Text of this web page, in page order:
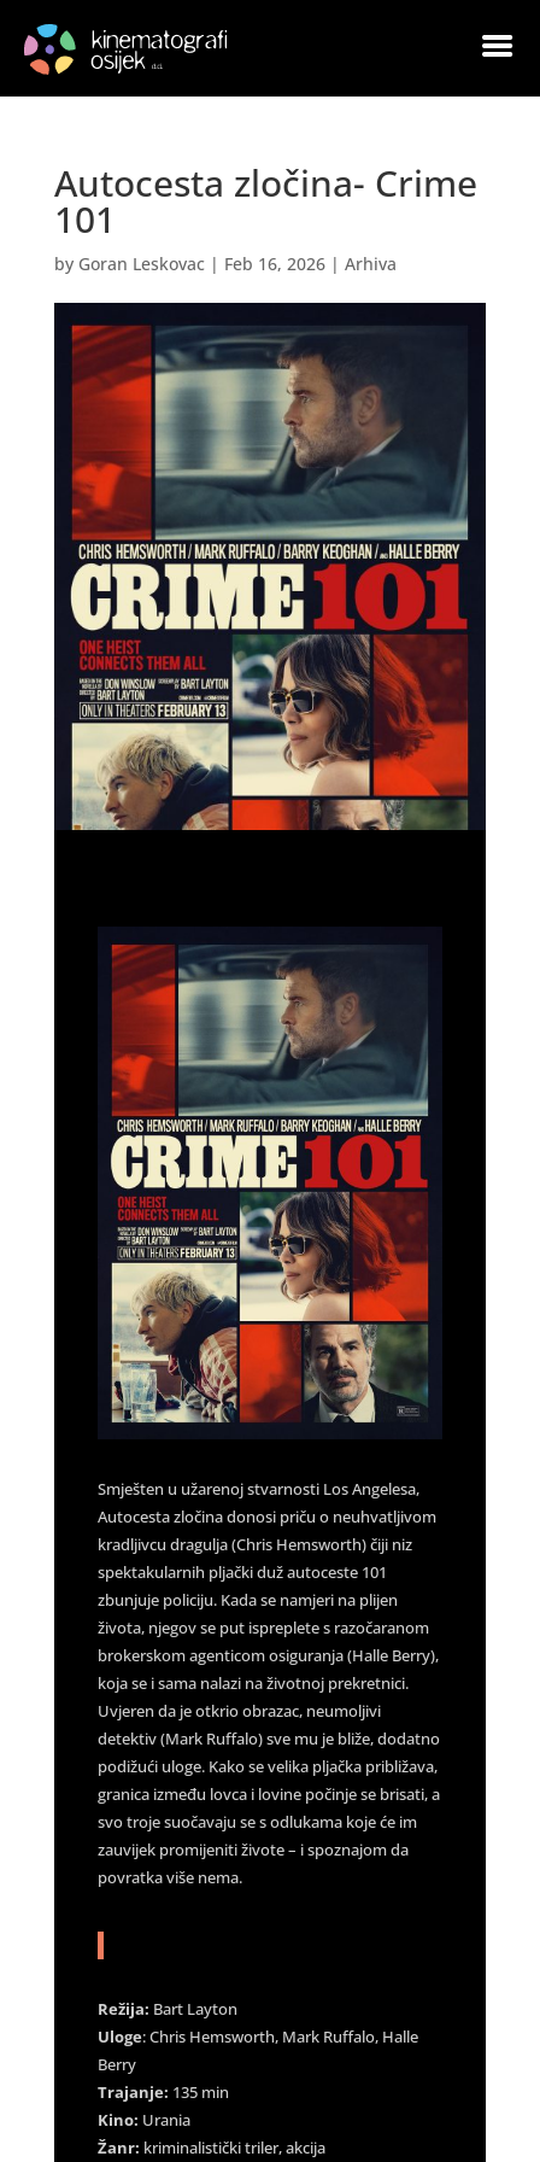
Autocesta zločina- Crime
101
by Goran Leskovac| Feb 16, 2026| Arhiva
Smješten u užarenoj stvarnosti Los Angelesa,
Autocesta zločina donosi priču o neuhvatljivom
kradljivcu dragulja (Chris Hemsworth) čiji niz
spektakularnih pljački duž autoceste 101
zbunjuje policiju. Kada se namjeri na plijen
života, njegov se put ispreplete s razočaranom
brokerskom agenticom osiguranja (Halle Berry),
koja se i sama nalazi na životnoj prekretnici.
Uvjeren da je otkrio obrazac, neumoljivi
detektiv (Mark Ruffalo) sve mu je bliže, dodatno
podižući uloge. Kako se velika pljačka približava,
granica između lovca i lovine počinje se brisati, a
svo troje suočavaju se s odlukama koje će im
zauvijek promijeniti živote – i spoznajom da
povratka više nema.
Režija: Bart Layton
Uloge: Chris Hemsworth, Mark Ruffalo, Halle
Berry
Trajanje: 135 min
Kino: Urania
Žanr: kriminalistički triler, akcija